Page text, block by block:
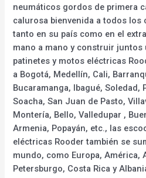
neumáticos gordos de primera
calurosa bienvenida a todos los
tanto en su país como en el
mano a mano y construir
patinetes y motos eléctricas
a Bogotá, Medellín, Cali,
Bucaramanga, Ibagué, Soledad,
Soacha, San Juan de Pasto,
Montería, Bello, Valledupar ,
Armenia, Popayán, etc., las
eléctricas Rooder también se
mundo, como Europa, América,
Petersburgo, Costa Rica y